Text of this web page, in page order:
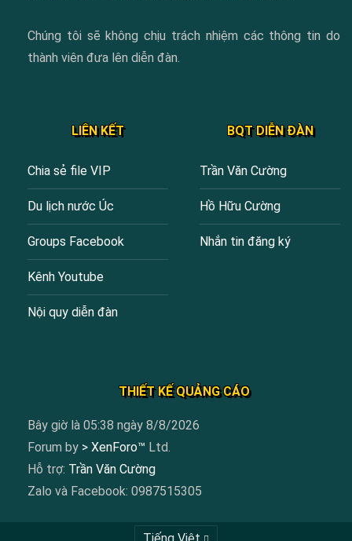
Chúng tôi sẽ không chịu trách nhiệm các thông tin do
thành viên đưa lên diễn đàn.
LIÊN KẾT
Chia sẻ file VIP
Du lịch nước Úc
Groups Facebook
Kênh Youtube
Nội quy diễn đàn
BQT DIỄN ĐÀN
Trần Văn Cường
Hồ Hữu Cường
Nhắn tin đăng ký
THIẾT KẾ QUẢNG CÁO
Bây giờ là 05:38 ngày 8/8/2026
Forum by > XenForo™ Ltd.
Hỗ trợ: Trần Văn Cường
Zalo và Facebook: 0987515305